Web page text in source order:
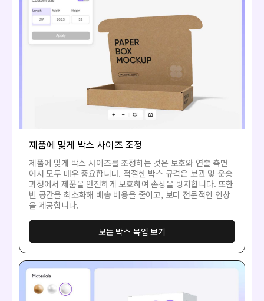
제품에 맞게 박스 사이즈 조정
제품에 맞게 박스 사이즈를 조정하는 것은 보호와 연출 측면
에서 모두 매우 중요합니다. 적절한 박스 규격은 보관 및 운송
과정에서 제품을 안전하게 보호하여 손상을 방지합니다. 또한
빈 공간을 최소화해 배송 비용을 줄이고, 보다 전문적인 인상
을 제공합니다.
모든 박스 목업 보기